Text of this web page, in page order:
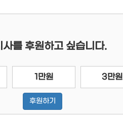
사를 후원하고 싶습니다.
1만원 3만원
후원하기